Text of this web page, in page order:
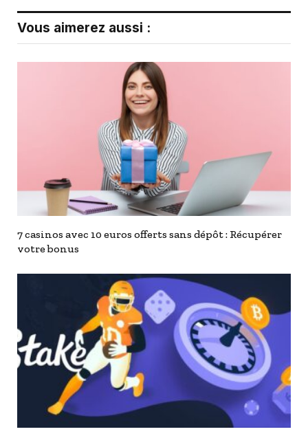
Vous aimerez aussi :
7 casinos avec 10 euros offerts sans dépôt : Récupérer
votre bonus